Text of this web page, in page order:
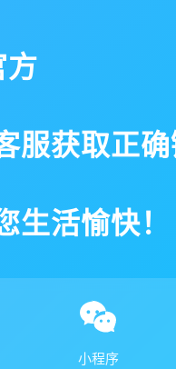
获取正确
活愉快！
小程序